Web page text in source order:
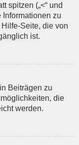
spitzen („<“ und
Informationen zu
Seite, die von
ist.
Beiträgen zu
die
werden.